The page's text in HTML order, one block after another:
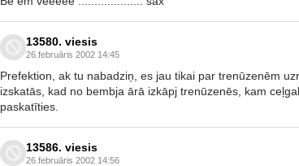
13580. viesis
26.februāris 2002 14:45
Prefektion, ak tu nabadziņ, es jau tikai par trenūzenēm
izskatās, kad no bembja ārā izkāpj trenūzenēs, kam
paskatīties.
13586. viesis
26.februāris 2002 14:56